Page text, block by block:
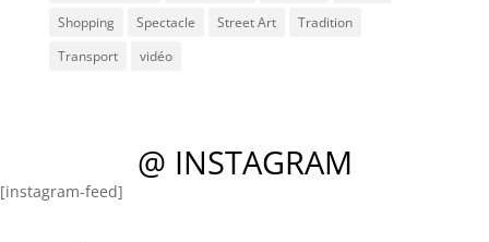
Shopping
Spectacle Street Art
Tradition
Transport
vidéo
@ INSTAGRAM
[instagram-feed]